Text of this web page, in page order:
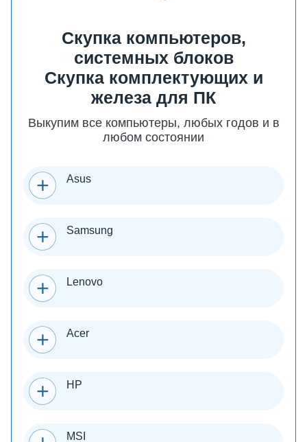
Cкупка компьютеров,
системных блоков
Скупка комплектующих и
железа для ПК
Выкупим все компьютеры, любых годов и в
любом состоянии
Asus
Samsung
Lenovo
Acer
HP
MSI